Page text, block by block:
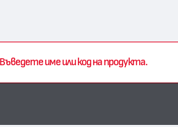
Въведете име или код на продукта.